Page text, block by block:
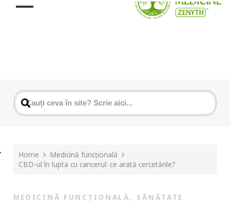
Home
Medicină funcțională
CBD-ul în lupta cu cancerul: ce arată cercetările?
MEDICINĂ FUNCȚIONALĂ , SĂNĂTATE